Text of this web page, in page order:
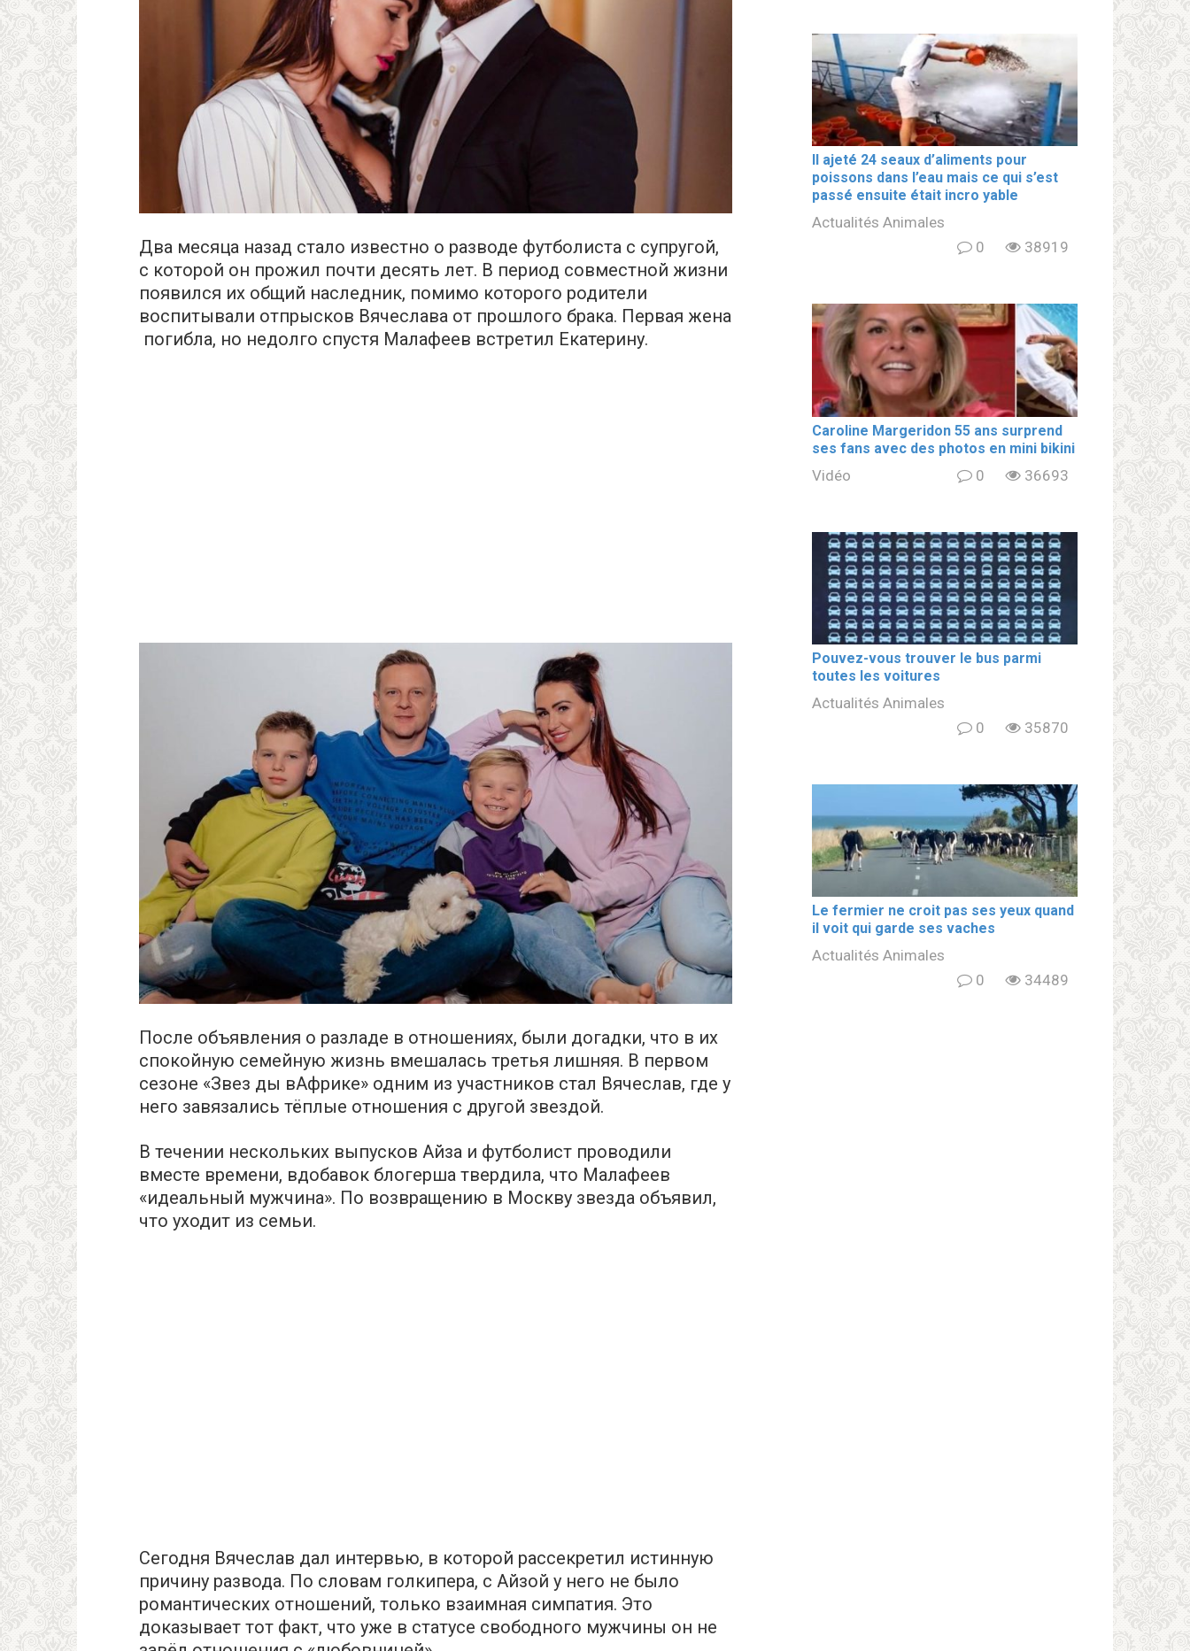
Два месяца назад стало известно о разводе футболиста с супругой,
с которой он прожил почти десять лет. В период совместной жизни
появился их общий наследник, помимо которого родители
воспитывали отпрысков Вячеслава от прошлого брака. Первая жена
погибла, но недолго спустя Малафеев встретил Екатерину.
После объявления о разладе в отношениях, были догадки, что в их
спокойную семейную жизнь вмешалась третья лишняя. В первом
сезоне «Звез ды вАфрике» одним из участников стал Вячеслав, где у
него завязались тёплые отношения с другой звездой.
В течении нескольких выпусков Айза и футболист проводили
вместе времени, вдобавок блогерша твердила, что Малафеев
«идеальный мужчина». По возвращению в Москву звезда объявил,
что уходит из семьи.
Сегодня Вячеслав дал интервью, в которой рассекретил истинную
причину развода. По словам голкипера, с Айзой у него не было
романтических отношений, только взаимная симпатия. Это
доказывает тот факт, что уже в статусе свободного мужчины он не
Il ajeté 24 seaux d’aliments pour
poissons dans l’eau mais ce qui s’est
passé ensuite était incro yable
Actualités Animales
0
38919
Caroline Margeridon 55 ans surprend
ses fans avec des photos en mini bikini
Vidéo 0 36693
Pouvez-vous trouver le bus parmi
toutes les voitures
Actualités Animales
0
35870
Le fermier ne croit pas ses yeux quand
il voit qui garde ses vaches
Actualités Animales
0
34489